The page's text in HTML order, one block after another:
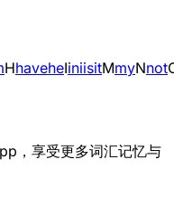
HhaveheIiniisitMmyNnot
，享受更多词汇记忆与